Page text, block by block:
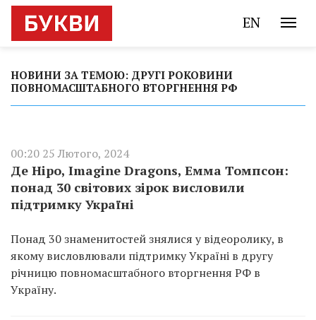
EN
НОВИНИ ЗА ТЕМОЮ: ДРУГІ РОКОВИНИ
ПОВНОМАСШТАБНОГО ВТОРГНЕННЯ РФ
00:20 25 Лютого, 2024
Де Ніро, Imagine Dragons, Емма Томпсон:
понад 30 світових зірок висловили
підтримку Україні
Понад 30 знаменитостей знялися у відеоролику, в
якому висловлювали підтримку Україні в другу
річницю повномасштабного вторгнення РФ в
Україну.